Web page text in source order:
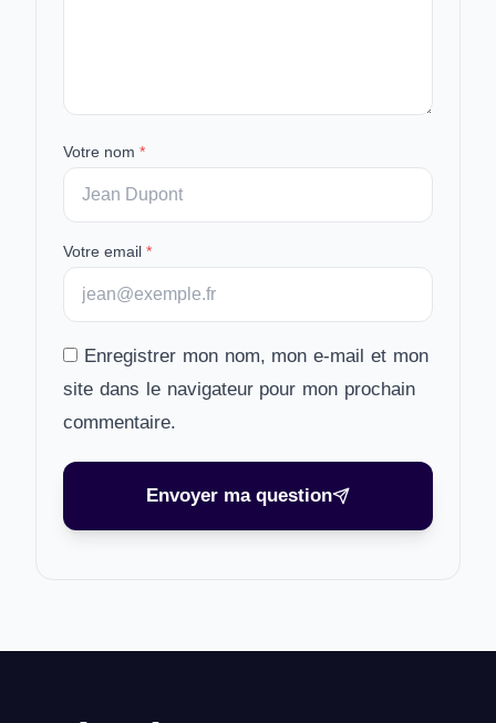
Votre nom *
Votre email *
Enregistrer mon nom, mon e-mail et mon
site dans le navigateur pour mon prochain
commentaire.
Envoyer ma question